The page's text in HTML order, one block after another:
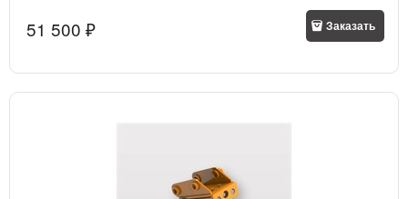
51 500 ₽ Заказать